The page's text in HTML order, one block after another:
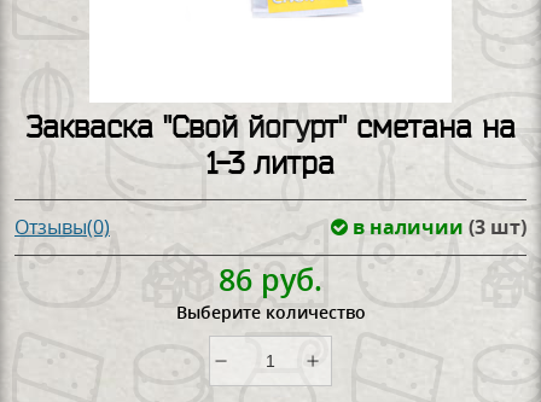
Закваска "Свой йогурт" сметана на
1-3 литра
Отзывы(0) в наличии (3 шт)
86 руб.
Выберите количество